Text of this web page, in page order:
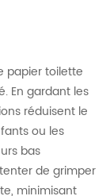
papier toilette
En gardant les
réduisent le
ou les
bas
de grimper
minimisant